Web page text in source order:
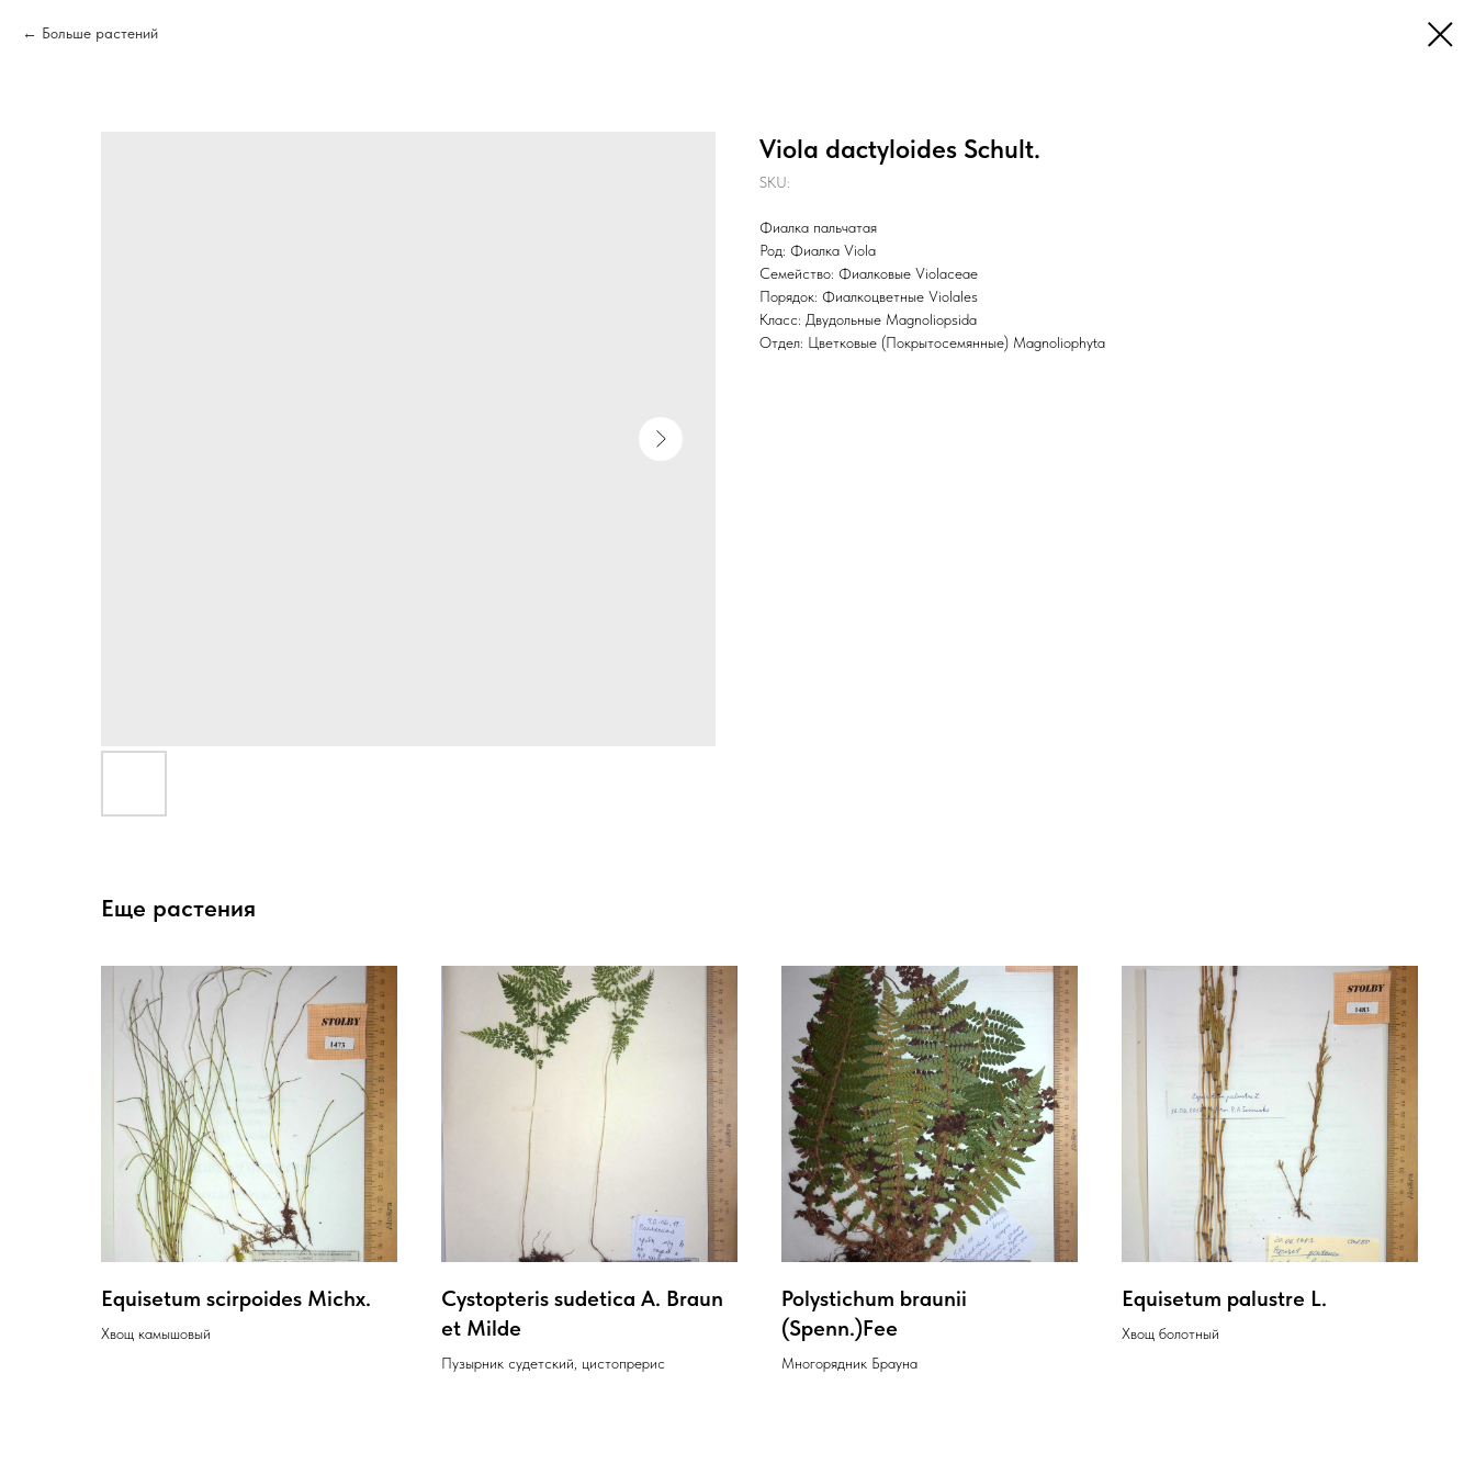
Больше растений
Viola dactyloides Schult.
SKU:
Фиалка пальчатая
Род: Фиалка Viola
Семейство: Фиалковые Violaceae
Порядок: Фиалкоцветные Violales
Класс: Двудольные Magnoliopsida
Отдел: Цветковые (Покрытосемянные) Magnoliophyta
Еще растения
Equisetum scirpoides Michx.
Хвощ камышовый
Cystopteris sudetica A. Braun
et Milde
Пузырник судетский, цистопрерис
Polystichum braunii
(Spenn.)Fee
Многорядник Брауна
Equisetum palustre L.
Хвощ болотный